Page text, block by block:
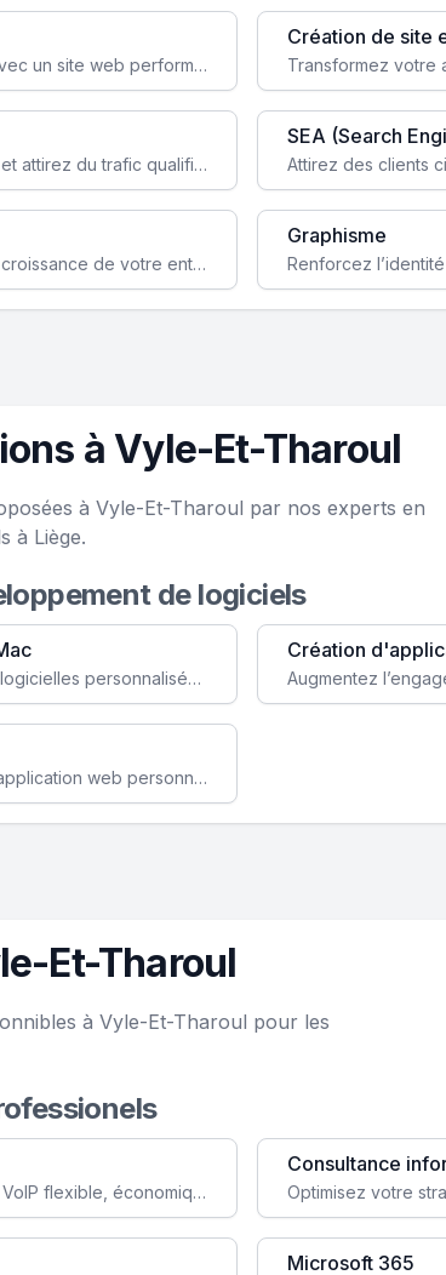
Augmentez votre visibilité et crédibilité en ligne avec un site web performant, conçu pour attirer plus de clients.
Création de site
Boostez la visibilité de votre site web sur Google et attirez du trafic qualifié grâce à nos stratégies SEO.
SEA (Search
Augmentez votre notoriété en ligne et stimulez la croissance de votre entreprise grâce à une stratégie sociale sur mesure.
Graphisme
à Vyle-Et-Tharoul
à Vyle-Et-Tharoul par nos experts en
à Liège.
de logiciels
Faites évoluer votre business avec des solutions logicielles personnalisées, parfaitement adaptées à vos besoins spécifiques.
Création
Améliorez l'efficacité de votre société avec une application web personnalisée accessible partout et tout le temps.
Et-Tharoul
à Vyle-Et-Tharoul pour les
Simplifiez votre communication avec une solution VoIP flexible, économique et adaptée à vos besoins professionnels.
Consultance
Microsoft 365